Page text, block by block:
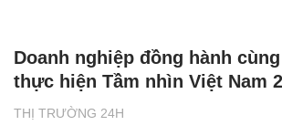
THỊ TRƯỜNG 24H
Doanh nghiệp đồng hành
thực hiện Tầm nhìn Việt Nam